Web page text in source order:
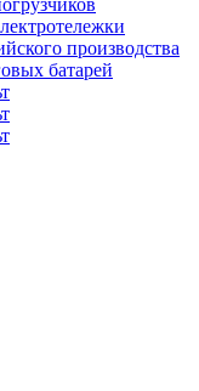
производства
батарей